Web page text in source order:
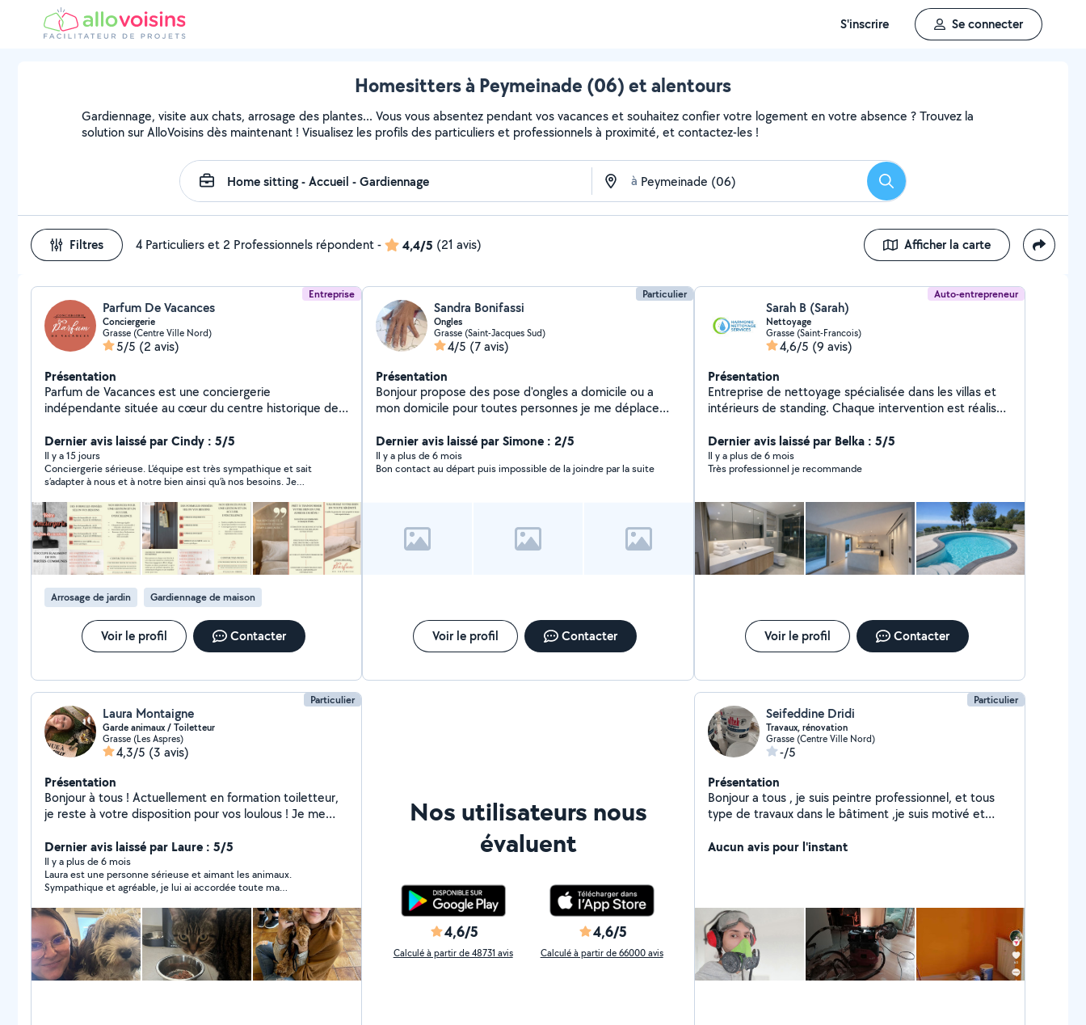
S'inscrire Se connecter
Homesitters à Peymeinade (06) et alentours
Gardiennage, visite aux chats, arrosage des plantes... Vous vous absentez pendant vos vacances et souhaitez confier votre logement en votre absence ? Trouvez la
solution sur AlloVoisins dès maintenant ! Visualisez les profils des particuliers et professionnels à proximité, et contactez-les !
à Rechercher
Filtres 4 Particuliers et 2 Professionnels répondent- 4,4/5 (21 avis) Afficher la carte
Entreprise
Parfum De Vacances
Conciergerie
Grasse (Centre Ville Nord)
5/5 (2 avis)
Présentation
Parfum de Vacances est une conciergerie
indépendante située au cœur du centre historique de
proposons un véritable art de recevoir, au service des
propriétaires comme des voyageurs. Notre
fonctionnement repose sur un système d'abonnement
clair et transparent, sans commission sur le chiffre
d'affaires. Nous assurons l'accueil des voyageurs, la
remise des clés, le ménage, la blanchisserie, la gestion
des imprévus et le suivi technique des logements.
Notre différence réside dans une approche
expérientielle et locale : conseils personnalisés,
activités de découverte, valorisation du patrimoine
grassois et attention portée aux détails. Chaque séjour
est pensé pour offrir sérénité, élégance et cohérence,
avec une vision durable et qualitative du tourisme
Dernier avis laissé par Cindy : 5/5
Il y a 15 jours
Conciergerie sérieuse. L’équipe est très sympathique et sait
s’adapter à nous et à notre bien ainsi qu’à nos besoins. Je
Arrosage de jardin Gardiennage de maison
Voir le profil Contacter
Particulier
Sandra Bonifassi
Ongles
Grasse (Saint-Jacques Sud)
4/5 (7 avis)
Présentation
Bonjour propose des pose d'ongles a domicile ou a
mon domicile pour toutes personnes je me déplace
senior.je suis débutante donc je met un peut de temp
Dernier avis laissé par Simone : 2/5
Il y a plus de 6 mois
Bon contact au départ puis impossible de la joindre par la suite
Voir le profil Contacter
Auto-entrepreneur
Sarah B (Sarah)
Nettoyage
Grasse (Saint-Francois)
4,6/5 (9 avis)
Présentation
Entreprise de nettoyage spécialisée dans les villas et
intérieurs de standing. Chaque intervention est réalisée
respect des lieux et des matériaux. Prestations
proposées : Nettoyage de villas et résidences de
prestige Remise en état après travaux ou avant saison
Entretien ponctuel ou régulier Ravivement des surfaces
(bois, sols, sanitaires) Produits professionnels adaptés
aux surfaces délicates. Travail soigné Intervention fiable
Devis gratuit.
Dernier avis laissé par Belka : 5/5
Il y a plus de 6 mois
Très professionnel je recommande
Voir le profil Contacter
Particulier
Laura Montaigne
Garde animaux / Toiletteur
Grasse (Les Aspres)
4,3/5 (3 avis)
Présentation
Bonjour à tous ! Actuellement en formation toiletteur,
je reste à votre disposition pour vos loulous ! Je me
pendant vos absences !
Dernier avis laissé par Laure : 5/5
Il y a plus de 6 mois
Laura est une personne sérieuse et aimant les animaux.
Sympathique et agréable, je lui ai accordée toute ma
conseille vivement !
Nos utilisateurs nous
évaluent
4,6/5
Calculé à partir de 48731 avis
4,6/5
Calculé à partir de 66000 avis
Particulier
Seifeddine Dridi
Travaux, rénovation
Grasse (Centre Ville Nord)
-/5
Présentation
Bonjour a tous , je suis peintre professionnel, et tous
type de travaux dans le bâtiment ,je suis motivé et
rapidité Mes qualifications professionnelles Peintre
Rémunération a voir en fonction des travaux
Aucun avis pour l'instant